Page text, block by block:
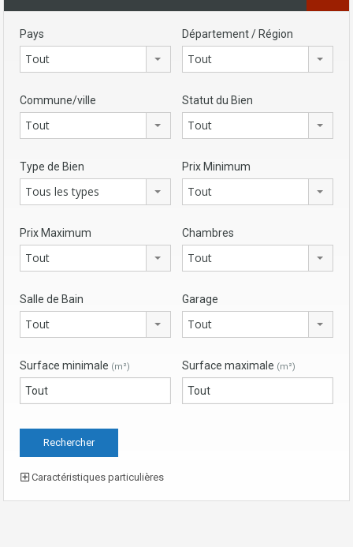
Pays
Tout
Département / Région
Tout
Commune/ville
Tout
Statut du Bien
Tout
Type de Bien
Tous les types
Prix Minimum
Tout
Prix Maximum
Tout
Chambres
Tout
Salle de Bain
Tout
Garage
Tout
Surface minimale (m²) Surface maximale (m²)
Caractéristiques particulières